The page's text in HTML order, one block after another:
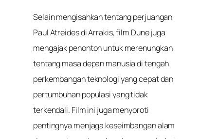
Selain mengisahkan tentang perjuangan
Paul Atreides di Arrakis, film Dune juga
mengajak penonton untuk merenungkan
tentang masa depan manusia di tengah
perkembangan teknologi yang cepat dan
pertumbuhan populasi yang tidak
terkendali. Film ini juga menyoroti
pentingnya menjaga keseimbangan alam